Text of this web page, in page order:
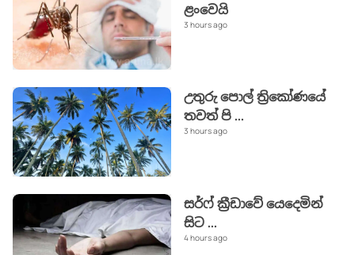
ළංවෙයි
3 hours ago
උතුරු පොල් ත්‍රිකෝණයේ
තවත් පි ...
3 hours ago
සර්ෆ් ක්‍රීඩාවේ යෙදෙමින්
සිට ...
4 hours ago